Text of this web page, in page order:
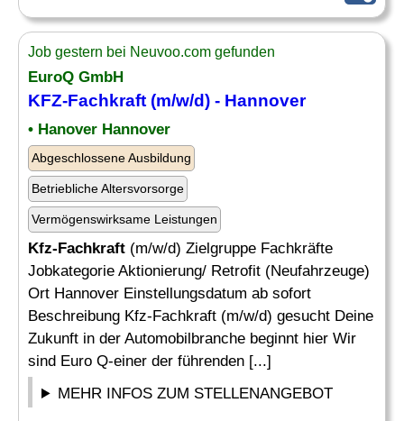
Job gestern bei Neuvoo.com gefunden
EuroQ GmbH
KFZ-Fachkraft (m/w/d) - Hannover
• Hanover Hannover
Abgeschlossene Ausbildung
Betriebliche Altersvorsorge
Vermögenswirksame Leistungen
Kfz-Fachkraft (m/w/d) Zielgruppe Fachkräfte
Jobkategorie Aktionierung/ Retrofit (Neufahrzeuge)
Ort Hannover Einstellungsdatum ab sofort
Beschreibung Kfz-Fachkraft (m/w/d) gesucht Deine
Zukunft in der Automobilbranche beginnt hier Wir
sind Euro Q-einer der führenden [...]
MEHR INFOS ZUM STELLENANGEBOT